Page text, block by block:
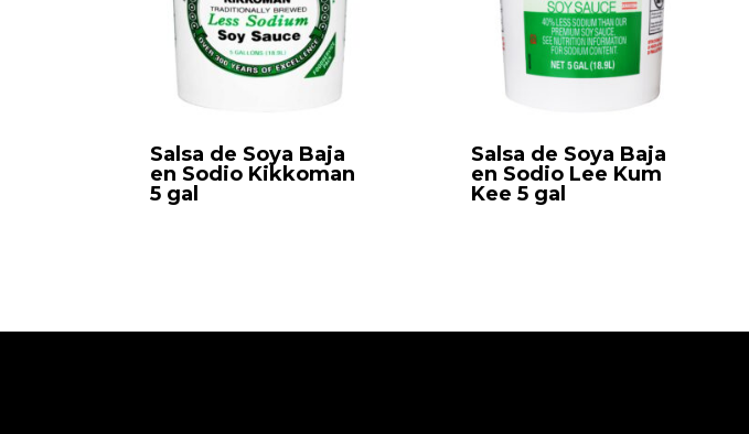
Salsa de Soya Baja
en Sodio Kikkoman
5 gal
Salsa de Soya Baja
en Sodio Lee Kum
Kee 5 gal